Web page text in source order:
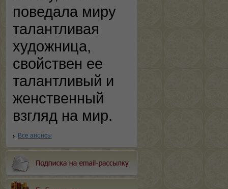
поведала миру
талантливая
художница,
свойствен ее
талантливый и
женственный
взгляд на мир.
Все анонсы